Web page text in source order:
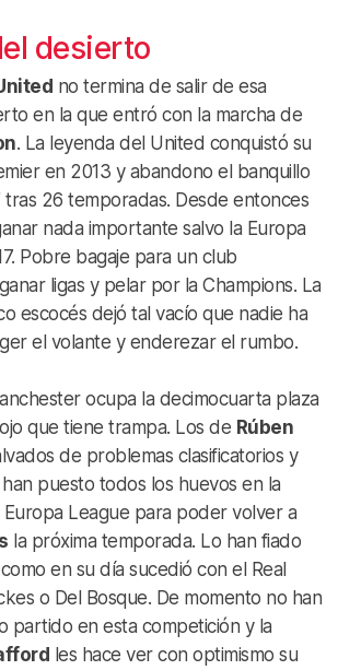
desierto
no termina de salir de esa
en la que entró con la marcha de
. La leyenda del United conquistó su
en 2013 y abandono el banquillo
tras 26 temporadas. Desde entonces
nada importante salvo la Europa
Pobre bagaje para un club
ligas y pelar por la Champions. La
escocés dejó tal vacío que nadie ha
el volante y enderezar el rumbo.
ocupa la decimocuarta plaza
que tiene trampa. Los de Rúben
de problemas clasificatorios y
puesto todos los huevos en la
Europa League para poder volver a
la próxima temporada. Lo han fiado
en su día sucedió con el Real
o Del Bosque. De momento no han
partido en esta competición y la
les hace ver con optimismo su